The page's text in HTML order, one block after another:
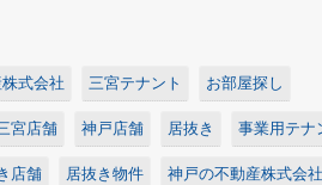
式会社 三宮テナント お部屋探し
宮店舗 神戸店舗 居抜き 事業用テナ
店舗 居抜き物件 神戸の不動産株式会社